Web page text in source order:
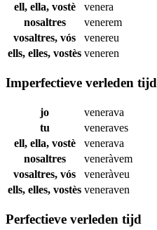
ell, ella, vostè
venera
nosaltres
venerem
vosaltres, vós
venereu
ells, elles, vostès veneren
Imperfectieve verleden tijd
jo
venerava
tu
veneraves
ell, ella, vostè
venerava
nosaltres
veneràvem
vosaltres, vós
veneràveu
ells, elles, vostès veneraven
Perfectieve verleden tijd